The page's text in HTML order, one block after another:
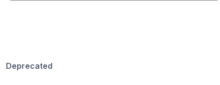
Deprecated